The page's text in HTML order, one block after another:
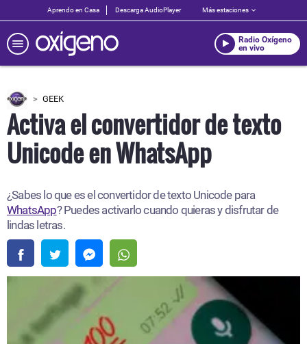
Aprendo en Casa Descarga AudioPlayer Más estaciones
Radio Oxígeno
en vivo
GEEK
Activa el convertidor de texto
Unicode en WhatsApp
¿Sabes lo que es el convertidor de texto Unicode para
WhatsApp? Puedes activarlo cuando quieras y disfrutar de
lindas letras.